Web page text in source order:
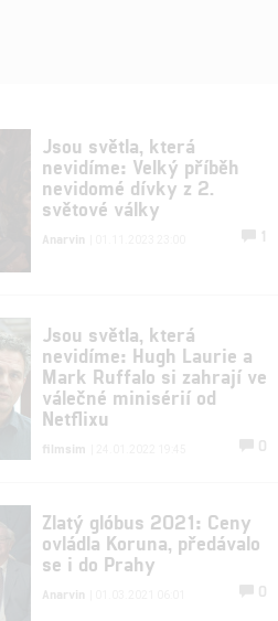
Jsou světla, která
nevidíme: Velký příběh
nevidomé dívky z 2.
světové války
Anarvin 1
Jsou světla, která
nevidíme: Hugh Laurie a
Mark Ruffalo si zahrají ve
válečné minisérií od
Netflixu
filmsim 0
Zlatý glóbus 2021: Ceny
ovládla Koruna, předávalo
se i do Prahy
Anarvin 0